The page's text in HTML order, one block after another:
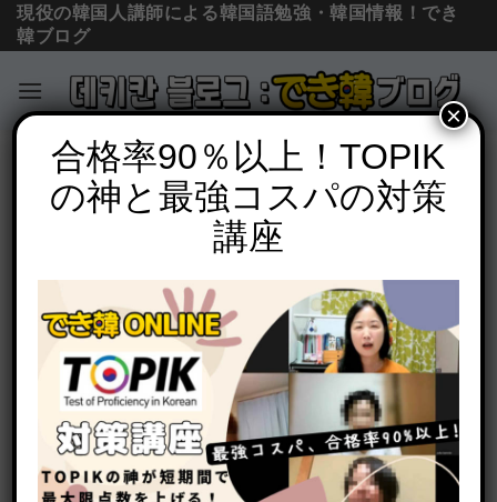
Skip
content
現役の韓国人講師による韓国語勉強・韓国情報！でき
韓ブログ
お知らせ
韓国語は楽しく学びましょう！でき韓オ
ンライン講師シム・ユジョン
POSTED ON2023年7月23日 BY でき韓 パク先生
合格率90％以上！TOPIK
の神と最強コスパの対策
講座
×